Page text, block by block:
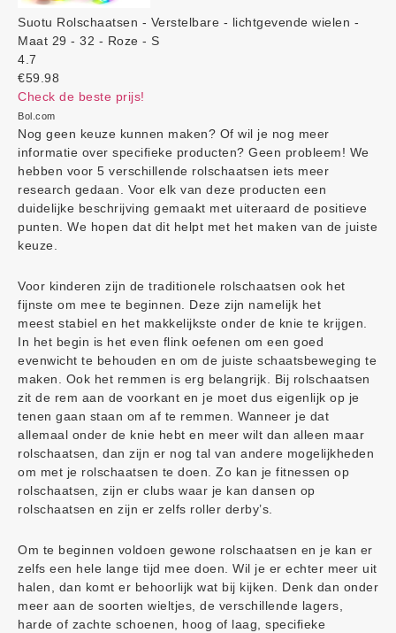
Suotu Rolschaatsen - Verstelbare - lichtgevende wielen -
Maat 29 - 32 - Roze - S
4.7
€59.98
Check de beste prijs!
Bol.com
Nog geen keuze kunnen maken? Of wil je nog meer
informatie over specifieke producten? Geen probleem! We
hebben voor 5 verschillende rolschaatsen iets meer
research gedaan. Voor elk van deze producten een
duidelijke beschrijving gemaakt met uiteraard de positieve
punten. We hopen dat dit helpt met het maken van de juiste
keuze.
Voor kinderen zijn de traditionele rolschaatsen ook het
fijnste om mee te beginnen. Deze zijn namelijk het
meest stabiel en het makkelijkste onder de knie te krijgen.
In het begin is het even flink oefenen om een goed
evenwicht te behouden en om de juiste schaatsbeweging te
maken. Ook het remmen is erg belangrijk. Bij rolschaatsen
zit de rem aan de voorkant en je moet dus eigenlijk op je
tenen gaan staan om af te remmen. Wanneer je dat
allemaal onder de knie hebt en meer wilt dan alleen maar
rolschaatsen, dan zijn er nog tal van andere mogelijkheden
om met je rolschaatsen te doen. Zo kan je fitnessen op
rolschaatsen, zijn er clubs waar je kan dansen op
rolschaatsen en zijn er zelfs roller derby’s.
Om te beginnen voldoen gewone rolschaatsen en je kan er
zelfs een hele lange tijd mee doen. Wil je er echter meer uit
halen, dan komt er behoorlijk wat bij kijken. Denk dan onder
meer aan de soorten wieltjes, de verschillende lagers,
harde of zachte schoenen, hoog of laag, specifieke